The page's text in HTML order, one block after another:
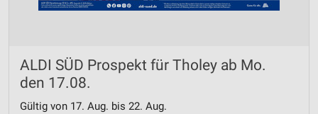
ALDI SÜD Prospekt für Tholey ab Mo.
den 17.08.
Gültig von 17. Aug. bis 22. Aug.